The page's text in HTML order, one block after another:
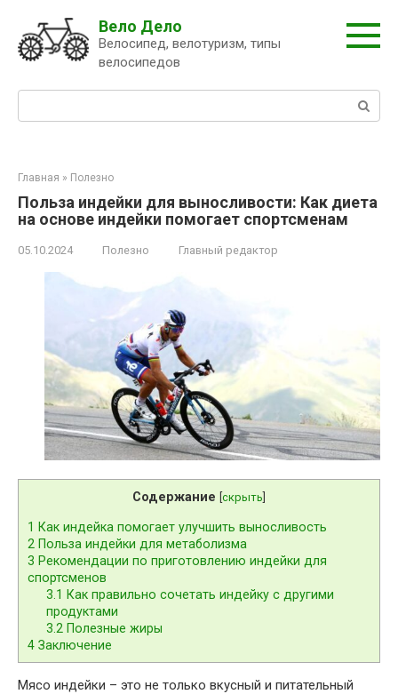
контенту
Вело Дело
Велосипед, велотуризм, типы
велосипедов
Главная » Полезно
Польза индейки для выносливости: Как диета
на основе индейки помогает спортсменам
05.10.2024 Полезно Главный редактор
Содержание скрыть
1 Как индейка помогает улучшить выносливость
2 Польза индейки для метаболизма
3 Рекомендации по приготовлению индейки для
спортсменов
3.1 Как правильно сочетать индейку с другими
продуктами
3.2 Полезные жиры
4 Заключение
Мясо индейки – это не только вкусный и питательный